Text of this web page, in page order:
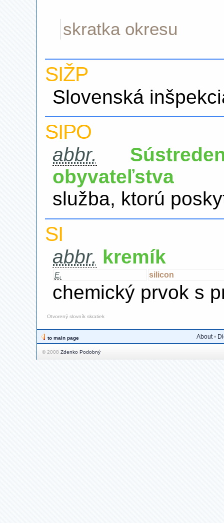
skratka okresu
SIŽP
Slovenská
SIPO
abbr.
obyvateľstva
služba, ktorú
SI
abbr. kremík
E. silicon
chemický prvok s
Otvorený slovník skratiek
to main page About•
© 2008 Zdenko Podobný